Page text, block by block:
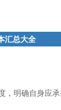
汇总大全
，明确自身应